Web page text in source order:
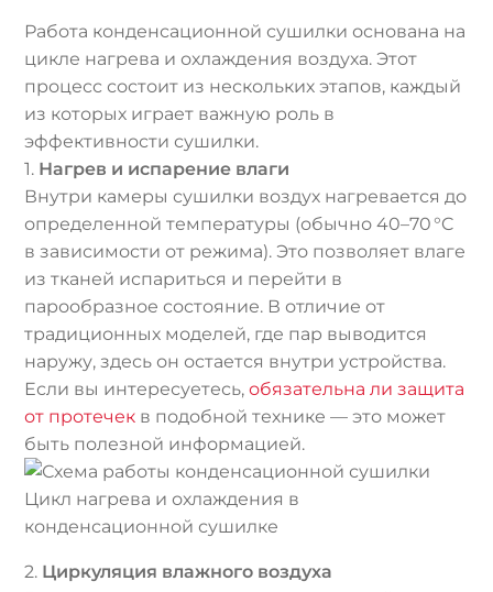
Работа конденсационной сушилки основана на
цикле нагрева и охлаждения воздуха. Этот
процесс состоит из нескольких этапов, каждый
из которых играет важную роль в
эффективности сушилки.
1. Нагрев и испарение влаги
Внутри камеры сушилки воздух нагревается до
определенной температуры (обычно 40–70 °C
в зависимости от режима). Это позволяет влаге
из тканей испариться и перейти в
парообразное состояние. В отличие от
традиционных моделей, где пар выводится
наружу, здесь он остается внутри устройства.
Если вы интересуетесь,обязательна ли защита
от протечек в подобной технике — это может
быть полезной информацией.
Цикл нагрева и охлаждения в
конденсационной сушилке
2. Циркуляция влажного воздуха